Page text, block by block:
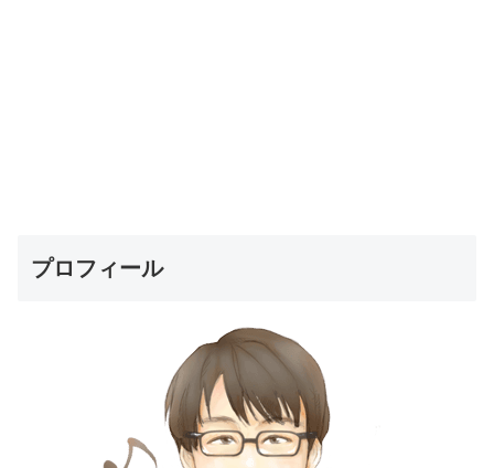
プロフィール